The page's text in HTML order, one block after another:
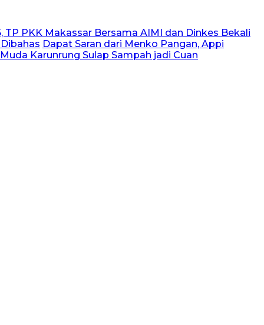
TP PKK Makassar Bersama AIMI dan Dinkes Bekali
Dapat Saran dari Menko Pangan, Appi
Karunrung Sulap Sampah jadi Cuan